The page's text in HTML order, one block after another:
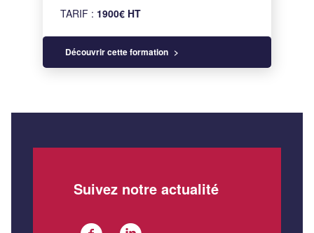
TARIF : 1900€ HT
Découvrir cette formation
Suivez notre actualité